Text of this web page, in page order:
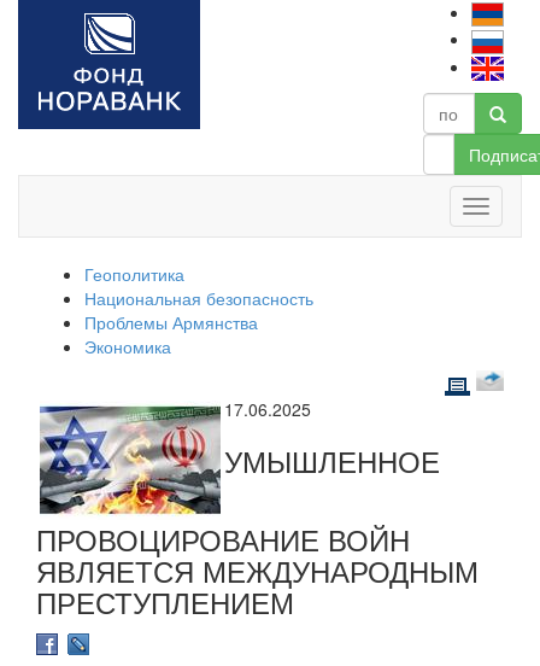
Геополитика
Национальная безопасность
Проблемы Армянства
Экономика
17.06.2025
УМЫШЛЕННОЕ
ПРОВОЦИРОВАНИЕ ВОЙН
ЯВЛЯЕТСЯ МЕЖДУНАРОДНЫМ
ПРЕСТУПЛЕНИЕМ